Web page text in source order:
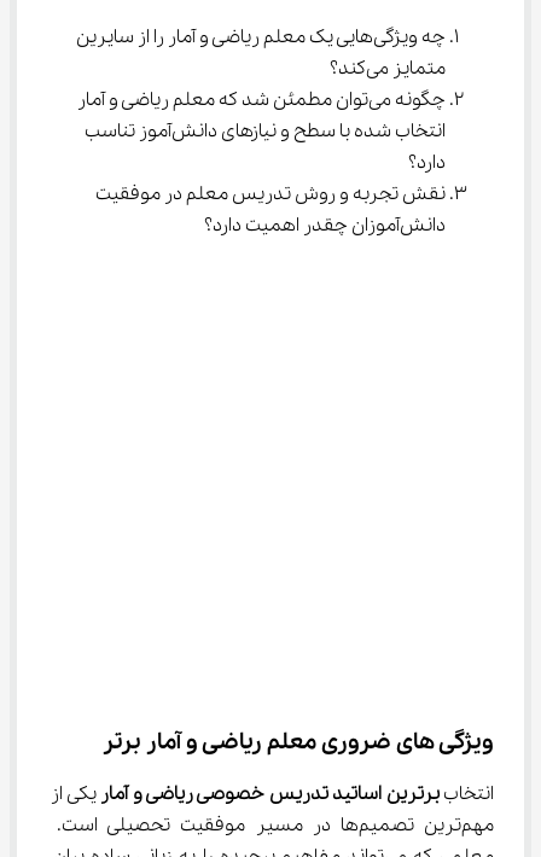
چه ویژگی‌هایی یک معلم ریاضی و آمار را از سایرین
متمایز می‌کند؟
چگونه می‌توان مطمئن شد که معلم ریاضی و آمار
انتخاب شده با سطح و نیازهای دانش‌آموز تناسب
دارد؟
نقش تجربه و روش تدریس معلم در موفقیت
دانش‌آموزان چقدر اهمیت دارد؟
ویژگی ‌های ضروری معلم ریاضی و آمار برتر
انتخاب برترین اساتید تدریس خصوصی ریاضی و آمار یکی از
مهم‌ترین تصمیم‌ها در مسیر موفقیت تحصیلی است.